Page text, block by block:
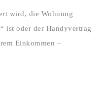
wird, die Wohnung
ist oder der Handyvertrag
Einkommen –